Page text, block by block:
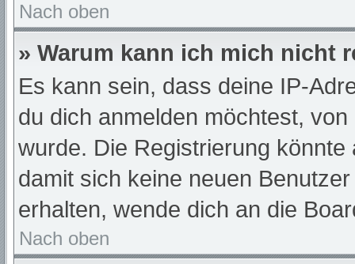
Nach oben
» Warum kann ich mich nicht
Es kann sein, dass deine IP-
du dich anmelden möchtest,
wurde. Die Registrierung
damit sich keine neuen
erhalten, wende dich an die
Nach oben